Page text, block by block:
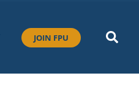
JOIN FPU